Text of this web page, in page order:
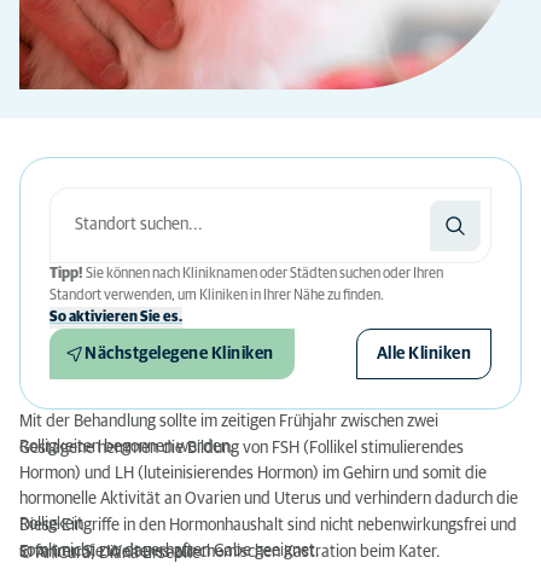
Tipp! Sie können nach Kliniknamen oder Städten suchen oder Ihren
Standort verwenden, um Kliniken in Ihrer Nähe zu finden.
So aktivieren Sie es.
Nächstgelegene Kliniken Alle Kliniken
Mit der Behandlung sollte im zeitigen Frühjahr zwischen zwei
Rolligkeiten begonnen werden.
Gestagene hemmen die Bildung von FSH (Follikel stimulierendes
Hormon) und LH (luteinisierendes Hormon) im Gehirn und somit die
hormonelle Aktivität an Ovarien und Uterus und verhindern dadurch die
Rolligkeit.
Diese Eingriffe in den Hormonhaushalt sind nicht nebenwirkungsfrei und
somit nicht zur dauerhaften Gabe geeignet.
Erfahren Sie Weiteres zur chemischen Kastration beim Kater.
© AniCura, Diana Ersepke